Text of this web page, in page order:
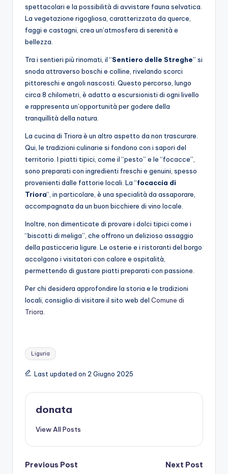
spettacolari e la possibilità di avvistare fauna selvatica.
La vegetazione rigogliosa, caratterizzata da querce,
faggi e castagni, crea un’atmosfera di serenità e
bellezza.
Tra i sentieri più rinomati, il “Sentiero delle Streghe” si
snoda attraverso boschi e colline, rivelando scorci
pittoreschi e angoli nascosti. Questo percorso, lungo
circa 8 chilometri, è adatto a escursionisti di ogni livello
e rappresenta un’opportunità per godere della
tranquillità della natura.
La cucina di Triora è un altro aspetto da non trascurare.
Qui, le tradizioni culinarie si fondono con i sapori del
territorio. I piatti tipici, come il “pesto” e le “focacce”,
sono preparati con ingredienti freschi e genuini, spesso
provenienti dalle fattorie locali. La “focaccia di
Triora“, in particolare, è una specialità da assaporare,
accompagnata da un buon bicchiere di vino locale.
Inoltre, non dimenticate di provare i dolci tipici come i
“biscotti di meliga”, che offrono un delizioso assaggio
della pasticceria ligure. Le osterie e i ristoranti del borgo
accolgono i visitatori con calore e ospitalità,
permettendo di gustare piatti preparati con passione.
Per chi desidera approfondire la storia e le tradizioni
locali, consiglio di visitare il sito web del Comune di
Triora
Tags:
Liguria
Last updated on 2 Giugno 2025
donata
View All Posts
Post
Previous Post Next Post